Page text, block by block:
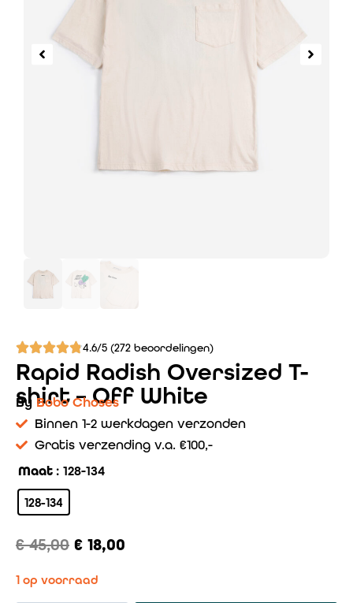
4.6/5 (272 beoordelingen)
Rapid Radish Oversized T-
shirt – Off White
By Bobo Choses
Binnen 1-2 werkdagen verzonden
Gratis verzending v.a. €100,-
Maat : 128-134
128-134
€45,00 € 18,00
1 op voorraad